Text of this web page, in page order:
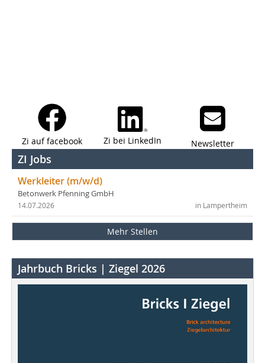
Zi auf facebook Zi bei LinkedIn Newsletter
ZI Jobs
Werkleiter (m/w/d)
Betonwerk Pfenning GmbH
in Lampertheim
14.07.2026
Mehr Stellen
Jahrbuch Bricks | Ziegel 2026